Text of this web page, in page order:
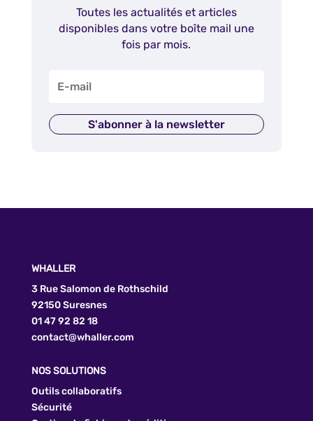
Toutes les actualités et articles
disponibles dans votre boîte mail une
fois par mois.
S'abonner à la newsletter
WHALLER
3 Rue Salomon de Rothschild
92150 Suresnes
01 47 92 82 18
contact@whaller.com
NOS SOLUTIONS
Outils collaboratifs
Sécurité